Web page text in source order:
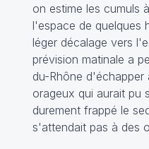
on estime les cumuls
l'espace de quelques
léger décalage vers
prévision matinale a
du-Rhône
orageux qui aurait pu
durement frappé le
s'attendait pas à des